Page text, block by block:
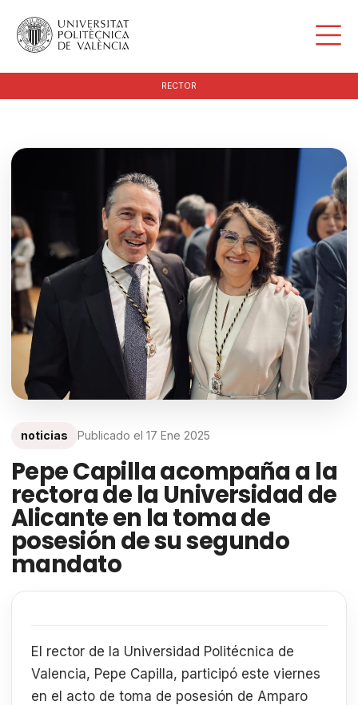
RECTOR
noticias Publicado el 17 Ene 2025
Pepe Capilla acompaña a la
rectora de la Universidad de
Alicante en la toma de
posesión de su segundo
mandato
El rector de la Universidad Politécnica de
Valencia, Pepe Capilla, participó este viernes
en el acto de toma de posesión de Amparo